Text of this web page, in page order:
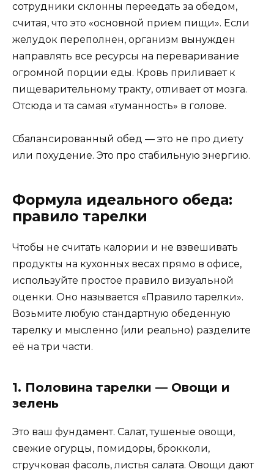
сотрудники склонны переедать за обедом,
считая, что это «основной прием пищи». Если
желудок переполнен, организм вынужден
направлять все ресурсы на переваривание
огромной порции еды. Кровь приливает к
пищеварительному тракту, отливает от мозга.
Отсюда и та самая «туманность» в голове.
Сбалансированный обед — это не про диету
или похудение. Это про стабильную энергию.
Формула идеального обеда:
правило тарелки
Чтобы не считать калории и не взвешивать
продукты на кухонных весах прямо в офисе,
используйте простое правило визуальной
оценки. Оно называется «Правило тарелки».
Возьмите любую стандартную обеденную
тарелку и мысленно (или реально) разделите
её на три части.
1. Половина тарелки — Овощи и
зелень
Это ваш фундамент. Салат, тушеные овощи,
свежие огурцы, помидоры, брокколи,
стручковая фасоль, листья салата. Овощи дают